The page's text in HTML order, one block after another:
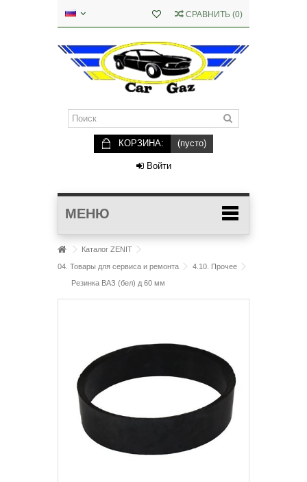
СРАВНИТЬ (0)
КОРЗИНА: (пусто)
Войти
МЕНЮ
Каталог ZENIT
04. Товары для сервиса и ремонта
4.10. Прочее
Резинка ВАЗ (бел) д 60 мм